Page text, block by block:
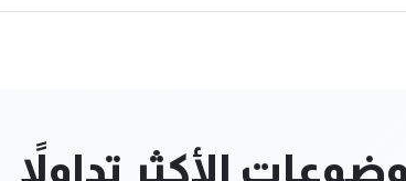
الأكثر تداولاً